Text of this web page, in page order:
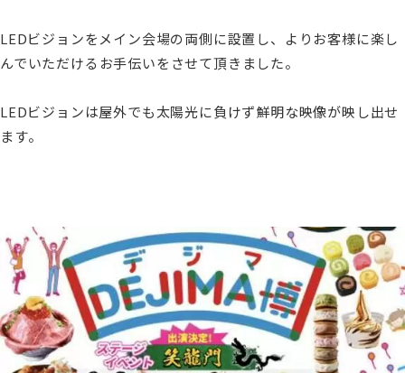
LEDビジョンをメイン会場の両側に設置し、よりお客様に楽し
んでいただけるお手伝いをさせて頂きました。
LEDビジョンは屋外でも太陽光に負けず鮮明な映像が映し出せ
ます。